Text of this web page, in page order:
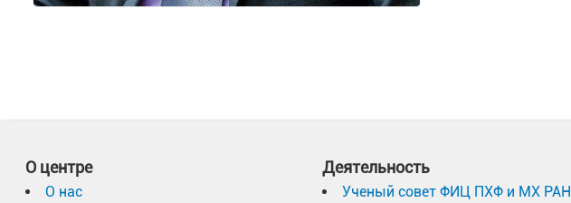
О центре
О нас
Деятельность
Ученый совет ФИЦ ПХФ и МХ РАН